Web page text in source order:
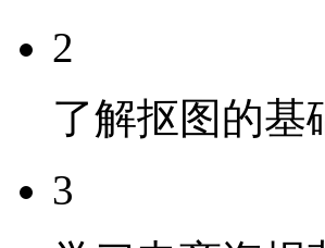
2
了解抠图的基
3